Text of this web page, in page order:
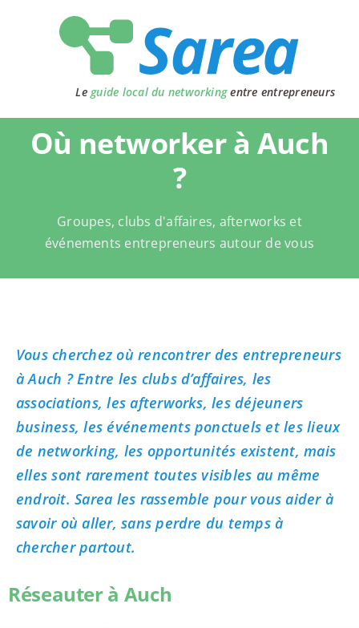
Le guide local du networkingentre entrepreneurs
Où networker à Auch
?
Groupes, clubs d'affaires, afterworks et
événements entrepreneurs autour de vous
Vous cherchez où rencontrer des entrepreneurs
à Auch ? Entre les clubs d’affaires, les
associations, les afterworks, les déjeuners
business, les événements ponctuels et les lieux
de networking, les opportunités existent, mais
elles sont rarement toutes visibles au même
endroit. Sarea les rassemble pour vous aider à
savoir où aller, sans perdre du temps à
chercher partout.
Réseauter à Auch